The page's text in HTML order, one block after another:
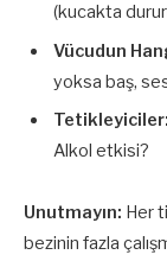
(kucakta
Vücudun
yoksa baş,
Tetikleyiciler:
Alkol etkisi?
Unutmayın: Her
bezinin fazla